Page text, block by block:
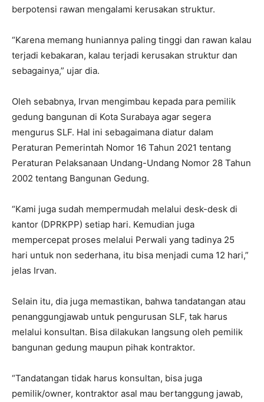
berpotensi rawan mengalami kerusakan struktur.
“Karena memang huniannya paling tinggi dan rawan kalau
terjadi kebakaran, kalau terjadi kerusakan struktur dan
sebagainya,” ujar dia.
Oleh sebabnya, Irvan mengimbau kepada para pemilik
gedung bangunan di Kota Surabaya agar segera
mengurus SLF. Hal ini sebagaimana diatur dalam
Peraturan Pemerintah Nomor 16 Tahun 2021 tentang
Peraturan Pelaksanaan Undang-Undang Nomor 28 Tahun
2002 tentang Bangunan Gedung.
“Kami juga sudah mempermudah melalui desk-desk di
kantor (DPRKPP) setiap hari. Kemudian juga
mempercepat proses melalui Perwali yang tadinya 25
hari untuk non sederhana, itu bisa menjadi cuma 12 hari,”
jelas Irvan.
Selain itu, dia juga memastikan, bahwa tandatangan atau
penanggungjawab untuk pengurusan SLF, tak harus
melalui konsultan. Bisa dilakukan langsung oleh pemilik
bangunan gedung maupun pihak kontraktor.
“Tandatangan tidak harus konsultan, bisa juga
pemilik/owner, kontraktor asal mau bertanggung jawab,